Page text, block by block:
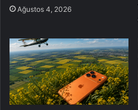
Ağustos 4, 2026